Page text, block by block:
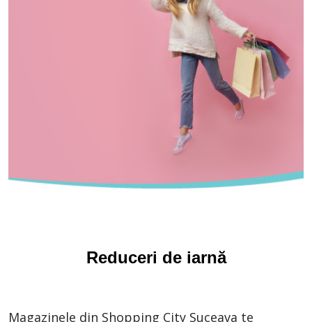
Reduceri de iarnă
Magazinele din Shopping City Suceava te